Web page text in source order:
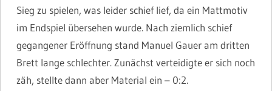
Sieg zu spielen, was leider schief lief, da ein Mattmotiv
im Endspiel übersehen wurde. Nach ziemlich schief
gegangener Eröffnung stand Manuel Gauer am dritten
Brett lange schlechter. Zunächst verteidigte er sich noch
zäh, stellte dann aber Material ein – 0:2.